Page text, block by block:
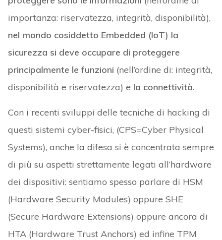
importanza: riservatezza, integrità, disponibilità),
nel mondo cosiddetto Embedded (IoT) la
sicurezza si deve occupare di proteggere
principalmente le funzioni (nell’ordine di: integrità,
disponibilità e riservatezza) e la connettività.
Con i recenti sviluppi delle tecniche di hacking di
questi sistemi cyber-fisici, (CPS=Cyber Physical
Systems), anche la difesa si è concentrata sempre
di più su aspetti strettamente legati all’hardware
dei dispositivi: sentiamo spesso parlare di HSM
(Hardware Security Modules) oppure SHE
(Secure Hardware Extensions) oppure ancora di
HTA (Hardware Trust Anchors) ed infine TPM